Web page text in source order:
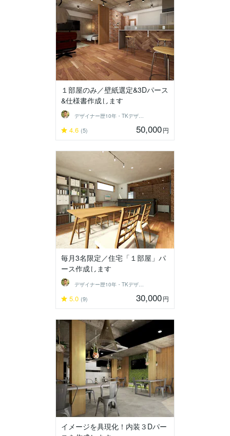
１部屋のみ／壁紙選定&3Dパース
&仕様書作成します
デザイナー歴10年・TKデザイン工房
4.6 (5) 50,000円
毎月3名限定／住宅「１部屋」パ
ース作成します
5.0 (9) 30,000円
イメージを具現化！内装３Dパー